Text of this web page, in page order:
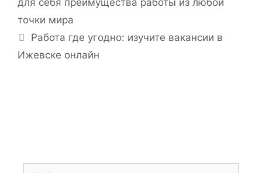
р
и
к
и
и
г
а
точки мира
Работа где угодно: изучите вакансии в
Ижевске онлайн